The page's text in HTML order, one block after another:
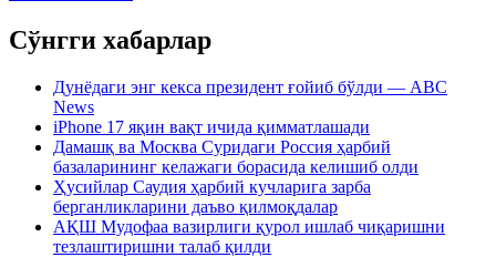
Сўнгги хабарлар
Дунёдаги энг кекса президент ғойиб бўлди — ABC
News
iPhone 17 яқин вақт ичида қимматлашади
Дамашқ ва Москва Суридаги Россия ҳарбий
базаларининг келажаги борасида келишиб олди
Ҳусийлар Саудия ҳарбий кучларига зарба
берганликларини даъво қилмоқдалар
АҚШ Мудофаа вазирлиги қурол ишлаб чиқаришни
тезлаштиришни талаб қилди